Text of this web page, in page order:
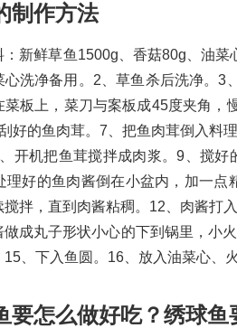
制作方法
：新鲜草鱼1500g、香菇80g、油
心洗净备用。2、草鱼杀后洗净。3
菜板上，菜刀与案板成45度夹角，
好的鱼肉茸。7、把鱼肉茸倒入料
开机把鱼茸搅拌成肉浆。9、搅好
理好的鱼肉酱倒在小盆内，加一
搅拌，直到肉酱粘稠。12、肉酱打
做成丸子形状小心的下到锅里，小
15、下入鱼圆。16、放入油菜心、
要怎么做好吃？绣球